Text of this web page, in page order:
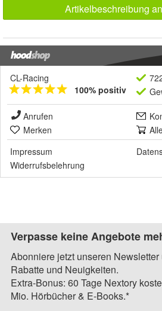
Artikelbeschreibung
CL-Racing
100% positiv
Anrufen
Merken
Impressum
Widerrufsbelehrung
Verpasse keine Angebote
Abonniere jetzt unseren
Rabatte und Neuigkeiten.
Extra-Bonus: 60 Tage Nextory
Mio. Hörbücher & E-Books.*